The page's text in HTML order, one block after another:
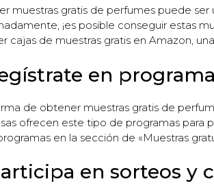
muestras gratis de perfumes puede
¡es posible conseguir estas
cajas de muestras gratis en Amazon,
en
de obtener muestras gratis de
ofrecen este tipo de programas para
en la sección de «Muestras
en sorteos y